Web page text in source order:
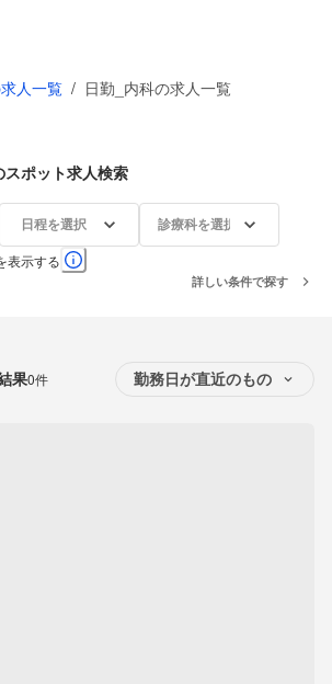
人一覧 / 日勤_内科の求人一覧
ポット求人検索
日程を選択 診療科を選択
表示する
詳しい条件で探す
果0件 勤務日が直近のもの